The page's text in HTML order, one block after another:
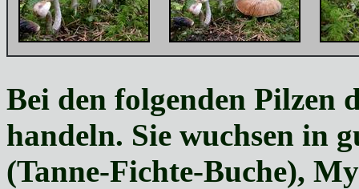
Bei den folgenden Pilzen
handeln. Sie wuchsen in
(Tanne-Fichte-Buche),